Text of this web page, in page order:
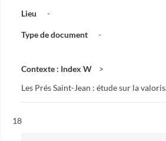
Lieu -
Type de document -
Contexte : Index W
Les Prés Saint-Jean : étude sur la
Résultat n°
18